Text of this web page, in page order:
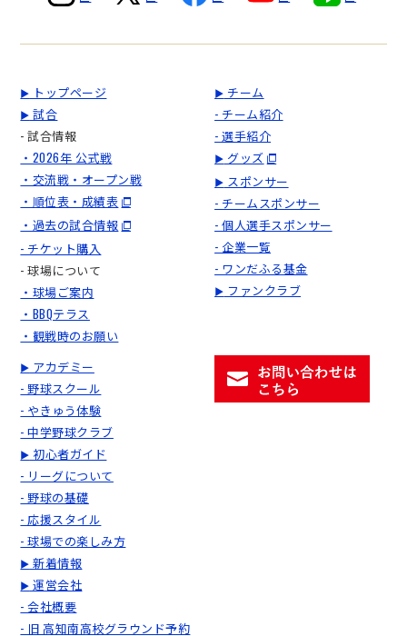
▶ トップページ
▶ 試合
- 試合情報
・2026年 公式戦
・交流戦・オープン戦
・順位表・成績表
・過去の試合情報
- チケット購入
- 球場について
・球場ご案内
・BBQテラス
・観戦時のお願い
▶ チーム
- チーム紹介
- 選手紹介
▶ グッズ
▶ スポンサー
- チームスポンサー
- 個人選手スポンサー
- 企業一覧
- ワンだふる基金
▶ ファンクラブ
▶ アカデミー
- 野球スクール
- やきゅう体験
- 中学野球クラブ
▶ 初心者ガイド
- リーグについて
- 野球の基礎
- 応援スタイル
- 球場での楽しみ方
▶ 新着情報
▶ 運営会社
- 会社概要
- 旧 高知南高校グラウンド予約